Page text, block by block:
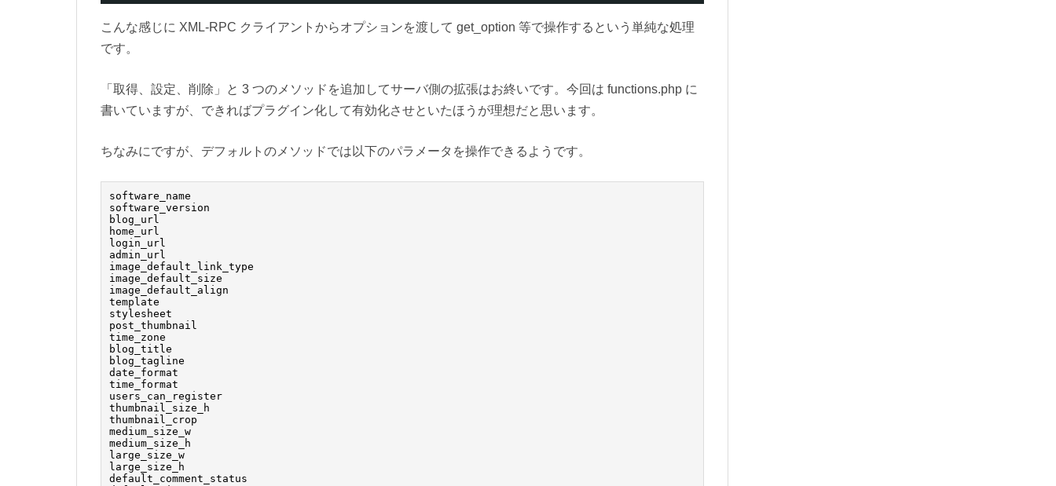
こんな感じに XML-RPC クライアントからオプションを渡して get_option 等で操作するという単純な処理
です。
「取得、設定、削除」と 3 つのメソッドを追加してサーバ側の拡張はお終いです。今回は functions.php に
書いていますが、できればプラグイン化して有効化させといたほうが理想だと思います。
ちなみにですが、デフォルトのメソッドでは以下のパラメータを操作できるようです。
software_name
software_version
blog_url
home_url
login_url
admin_url
image_default_link_type
image_default_size
image_default_align
template
stylesheet
post_thumbnail
time_zone
blog_title
blog_tagline
date_format
time_format
users_can_register
thumbnail_size_h
thumbnail_crop
medium_size_w
medium_size_h
large_size_w
large_size_h
default_comment_status